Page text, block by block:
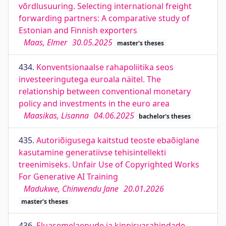
võrdlusuuring. Selecting international freight
forwarding partners: A comparative study of
Estonian and Finnish exporters
Maas, Elmer 30.05.2025 master's theses
434. Konventsionaalse rahapoliitika seos
investeeringutega euroala näitel. The
relationship between conventional monetary
policy and investments in the euro area
Maasikas, Lisanna 04.06.2025 bachelor's theses
435. Autoriõigusega kaitstud teoste ebaõiglane
kasutamine generatiivse tehisintellekti
treenimiseks. Unfair Use of Copyrighted Works
For Generative AI Training
Madukwe, Chinwendu Jane 20.01.2026
master's theses